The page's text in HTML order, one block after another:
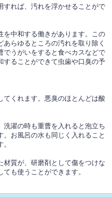
すれば、汚れを浮かせることがで
を中和する働きがあります。この
らゆるところの汚れを取り除く
でうがいをすると食べカスなどで
することができて虫歯や口臭の予
てくれます。悪臭のほとんどは酸
洗濯の時も重曹を入れると泡立ち
お風呂の水も同じく入れること
材質が、研磨剤として傷をつけな
も使うことができます。